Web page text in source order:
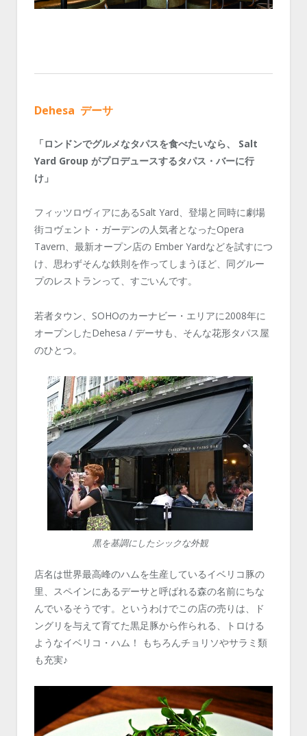
Dehesa デーサ
「ロンドンでグルメなタパスを食べたいなら、 Salt
Yard Group がプロデュースするタパス・バーに行
け」
フィッツロヴィアにあるSalt Yard、登場と同時に劇場
街コヴェント・ガーデンの人気者となったOpera
Tavern、最新オープン店の Ember Yardなどを試すにつ
け、思わずそんな鉄則を作ってしまうほど、同グルー
プのレストランって、すごいんです。
若者タウン、SOHOのカーナビー・エリアに2008年に
オープンしたDehesa / デーサも、そんな花形タパス屋
のひとつ。
黒を基調にしたシックな外観
店名は世界最高峰のハムを生産しているイベリコ豚の
里、スペインにあるデーサと呼ばれる森の名前にちな
んでいるそうです。というわけでこの店の売りは、ド
ングリを与えて育てた黒足豚から作られる、トロける
ようなイベリコ・ハム！ もちろんチョリソやサラミ類
も充実♪